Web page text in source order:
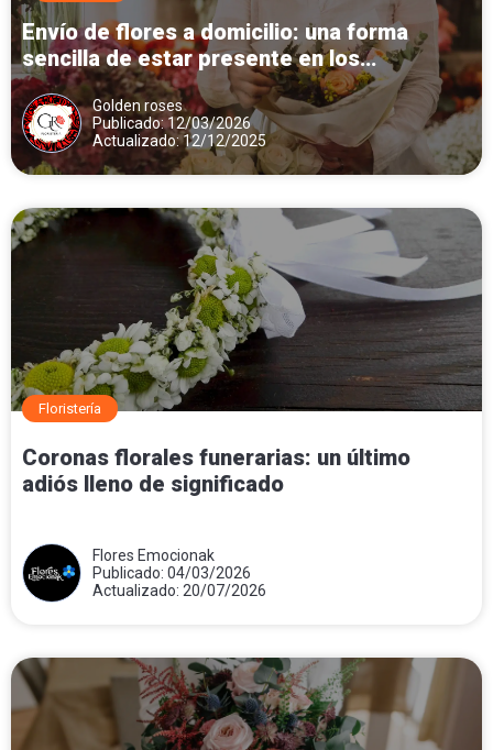
Envío de flores a domicilio: una forma
sencilla de estar presente en los
momentos importantes
Golden roses
Publicado: 12/03/2026
Actualizado: 12/12/2025
Floristería
Coronas florales funerarias: un último
adiós lleno de significado
Flores Emocionak
Publicado: 04/03/2026
Actualizado: 20/07/2026